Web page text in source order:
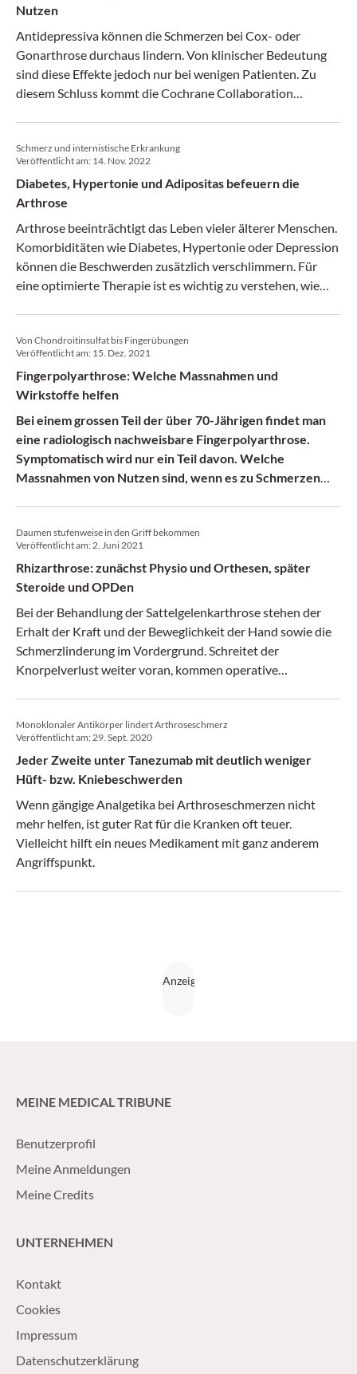
Nutzen
Antidepressiva können die Schmerzen bei Cox- oder
Gonarthrose durchaus lindern. Von klinischer Bedeutung
sind diese Effekte jedoch nur bei wenigen Patienten. Zu
diesem Schluss kommt die Cochrane ­Collaboration
Schmerz und internistische Erkrankung
Veröffentlicht am: 14. Nov. 2022
Diabetes, Hypertonie und Adipositas befeuern die
Arthrose
Arthrose beeinträchtigt das Leben vieler älterer Menschen.
Komorbiditäten wie Diabetes, Hypertonie oder Depression
können die Beschwerden zusätzlich verschlimmern. Für
eine optimierte Therapie ist es wichtig zu verstehen, wie
Von Chondroitinsulfat bis Fingerübungen
Veröffentlicht am: 15. Dez. 2021
Fingerpolyarthrose: Welche Massnahmen und
Wirkstoffe helfen
Bei einem grossen Teil der über 70-Jährigen findet man
eine radiologisch nachweisbare Fingerpolyarthrose.
Symptomatisch wird nur ein Teil davon. Welche
Massnahmen von Nutzen sind, wenn es zu Schmerzen
Daumen stufenweise in den Griff bekommen
Veröffentlicht am: 2. Juni 2021
Rhizarthrose: zunächst Physio und Orthesen, später
Steroide und OPDen
Bei der Behandlung der Sattelgelenkarthrose stehen der
Erhalt der Kraft und der Beweglichkeit der Hand sowie die
Schmerzlinderung im Vordergrund. Schreitet der
Knorpelverlust weiter voran, kommen operative
Monoklonaler Antikörper lindert Arthroseschmerz
Veröffentlicht am: 29. Sept. 2020
Jeder Zweite unter Tanezumab mit deutlich weniger
Hüft- bzw. Kniebeschwerden
Wenn gängige Analgetika bei Arthroseschmerzen nicht
mehr helfen, ist guter Rat für die Kranken oft teuer.
Vielleicht hilft ein neues Medikament mit ganz anderem
Angriffspunkt.
MEINE MEDICAL TRIBUNE
Benutzerprofil
Meine Anmeldungen
Meine Credits
UNTERNEHMEN
Kontakt
Cookies
Impressum
Datenschutzerklärung